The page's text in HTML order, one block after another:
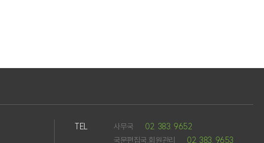
TEL 사무국
02. 383. 9652
국문편집국,회원관리
02. 383. 9653